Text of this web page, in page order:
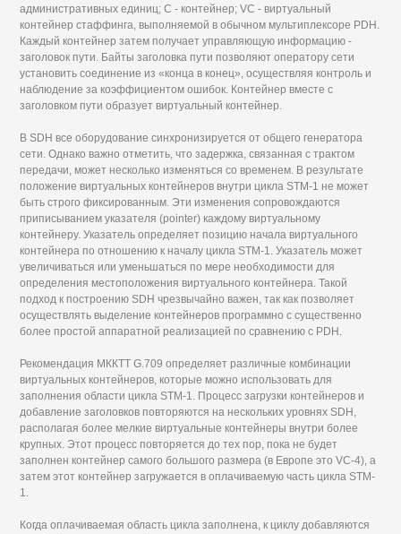
административных единиц; С - контейнер; VC - виртуальный
контейнер стаффинга, выполняемой в обычном мультиплексоре PDH.
Каждый контейнер затем получает управляющую информацию -
заголовок пути. Байты заголовка пути позволяют оператору сети
установить соединение из «конца в конец», осуществляя контроль и
наблюдение за коэффициентом ошибок. Контейнер вместе с
заголовком пути образует виртуальный контейнер.
В SDH все оборудование синхронизируется от общего генератора
сети. Однако важно отметить, что задержка, связанная с трактом
передачи, может несколько изменяться со временем. В результате
положение виртуальных контейнеров внутри цикла STM-1 не может
быть строго фиксированным. Эти изменения сопровождаются
приписыванием указателя (pointer) каждому виртуальному
контейнеру. Указатель определяет позицию начала виртуального
контейнера по отношению к началу цикла STM-1. Указатель может
увеличиваться или уменьшаться по мере необходимости для
определения местоположения виртуального контейнера. Такой
подход к построению SDH чрезвычайно важен, так как позволяет
осуществлять выделение контейнеров программно с существенно
более простой аппаратной реализацией по сравнению с PDH.
Рекомендация МККТТ G.709 определяет различные комбинации
виртуальных контейнеров, которые можно использовать для
заполнения области цикла STM-1. Процесс загрузки контейнеров и
добавление заголовков повторяются на нескольких уровнях SDH,
располагая более мелкие виртуальные контейнеры внутри более
крупных. Этот процесс повторяется до тех пор, пока не будет
заполнен контейнер самого большого размера (в Европе это VC-4), а
затем этот контейнер загружается в оплачиваемую часть цикла STM-
1.
Когда оплачиваемая область цикла заполнена, к циклу добавляются